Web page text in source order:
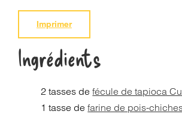
Imprimer
Ingrédients
2 tasses defécule de tapioca
1 tasse defarine de pois-